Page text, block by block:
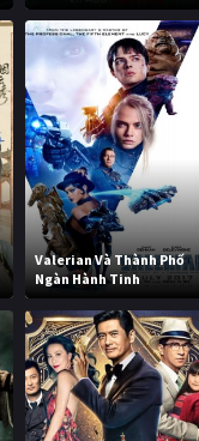
Valerian Và Thành Phố
Ngàn Hành Tinh